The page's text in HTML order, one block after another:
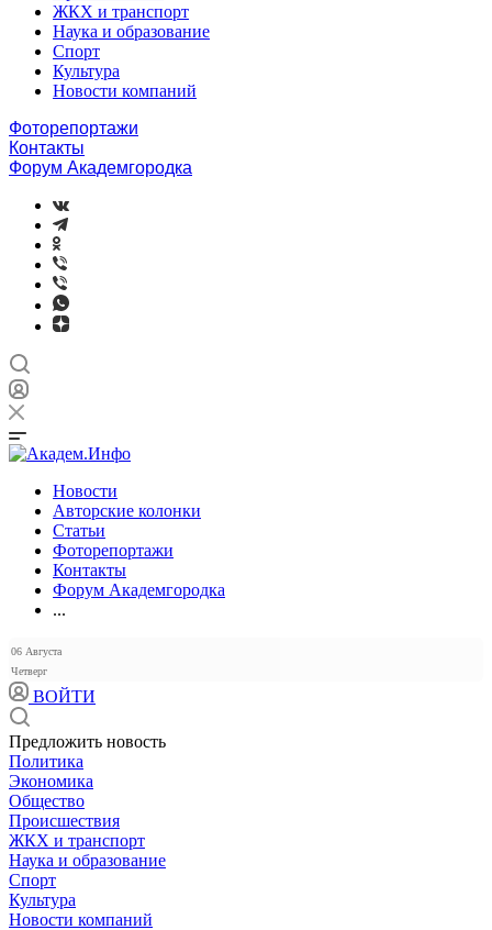
ЖКХ и транспорт
Наука и образование
Спорт
Культура
Новости компаний
Фоторепортажи
Контакты
Форум Академгородка
Новости
Авторские колонки
Статьи
Фоторепортажи
Контакты
Форум Академгородка
...
06 Августа
Четверг
ВОЙТИ
Предложить новость
Политика
Экономика
Общество
Происшествия
ЖКХ и транспорт
Наука и образование
Спорт
Культура
Новости компаний